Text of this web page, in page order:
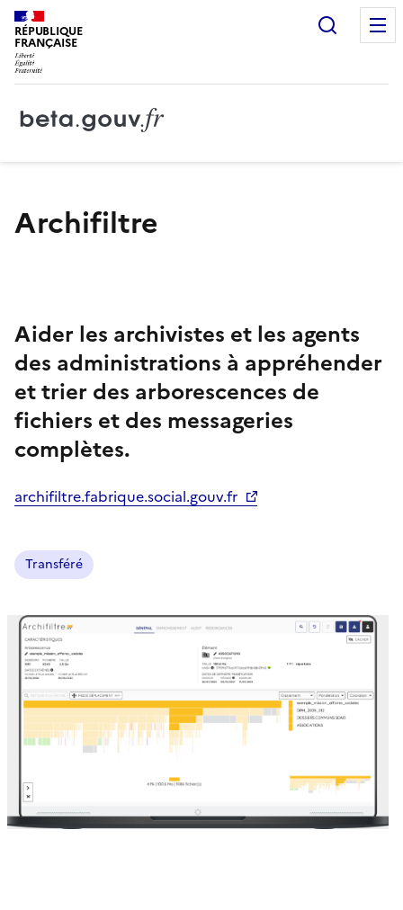
RÉPUBLIQUE
FRANÇAISE
Archifiltre
Aider les archivistes et les agents
des administrations à appréhender
et trier des arborescences de
fichiers et des messageries
complètes.
archifiltre.fabrique.social.gouv.fr
Transféré